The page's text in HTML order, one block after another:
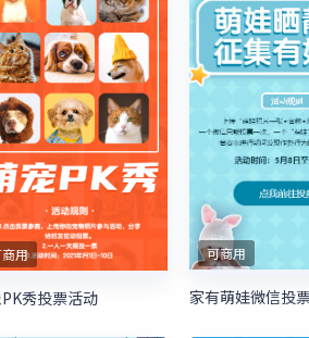
用
秀投票活动
可商用
家有萌娃微信投